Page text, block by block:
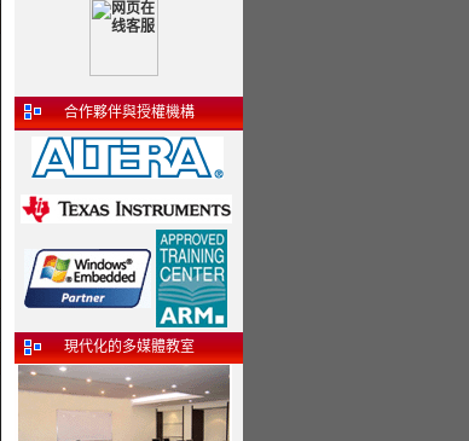
合作夥伴與授權機構
現代化的多媒體教室